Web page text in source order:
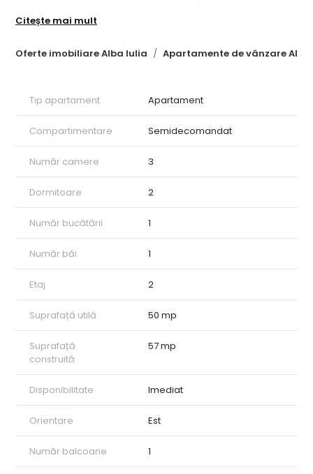
Oferte imobiliare Alba Iulia Apartamente de vânzare
living, hol, bucătărie și baie.
investiție, datorită poziției sale într-o zonă foarte bună,
Merită văzut!
Citește mai mult
Tip apartament Apartament
Compartimentare Semidecomandat
Număr camere 3
Dormitoare 2
Număr bucătării 1
Număr băi 1
Etaj 2
Suprafață utilă 50 mp
Suprafață
construită
57 mp
Disponibilitate Imediat
Orientare Est
Număr balcoane 1